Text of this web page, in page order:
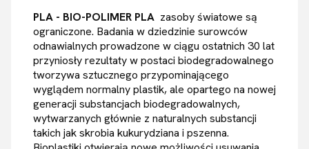
PLA - BIO-POLIMER PLA zasoby światowe są
ograniczone. Badania w dziedzinie surowców
odnawialnych prowadzone w ciągu ostatnich 30 lat
przyniosły rezultaty w postaci biodegradowalnego
tworzywa sztucznego przypominającego
wyglądem normalny plastik, ale opartego na nowej
generacji substancjach biodegradowalnych,
wytwarzanych głównie z naturalnych substancji
takich jak skrobia kukurydziana i pszenna.